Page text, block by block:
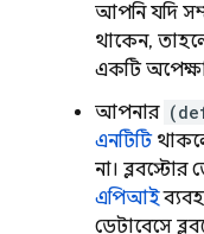
আপনি যদি
থাকেন,
একটি
আপনার
এনটিটি
না। ব্লবস্টোর
এপিআই
ডেটাবেসে